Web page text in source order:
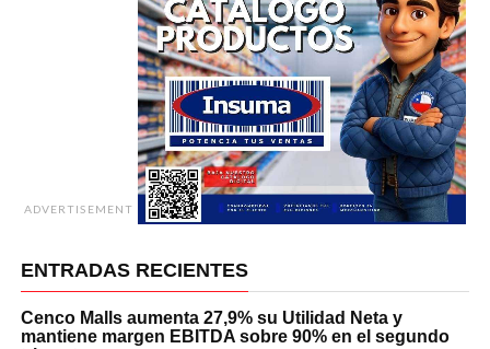
ADVERTISEMENT
ENTRADAS RECIENTES
Cenco Malls aumenta 27,9% su Utilidad Neta y
mantiene margen EBITDA sobre 90% en el segundo